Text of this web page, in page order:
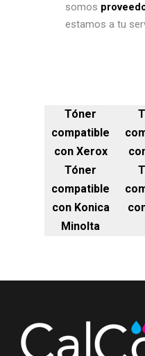
somos
estamos a tu
Tóner
compatible
con Xerox
Tóner
compatible
con Konica
Minolta